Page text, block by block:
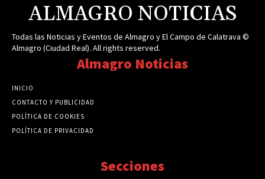
ALMAGRO NOTICIAS
Todas las Noticias y Eventos de Almagro y El Campo de Calatrava ©
Almagro (Ciudad Real). All rights reserved.
Almagro Noticias
INICIO
CONTACTO Y PUBLICIDAD
POLÍTICA DE COOKIES
POLÍTICA DE PRIVACIDAD
Secciones